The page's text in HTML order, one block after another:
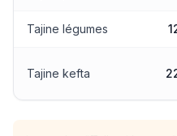
Tajine légumes
Tajine kefta